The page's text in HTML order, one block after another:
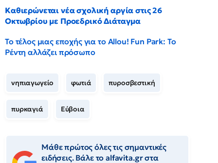
Καθιερώνεται νέα σχολική αργία στις 26
Οκτωβρίου με Προεδρικό Διάταγμα
Το τέλος μιας εποχής για το Allou! Fun Park: Το
Ρέντη αλλάζει πρόσωπο
νηπιαγωγείο φωτιά πυροσβεστική
πυρκαγιά Εύβοια
Μάθε πρώτος όλες τις σημαντικές
ειδήσεις. Βάλε το alfavita.gr στα